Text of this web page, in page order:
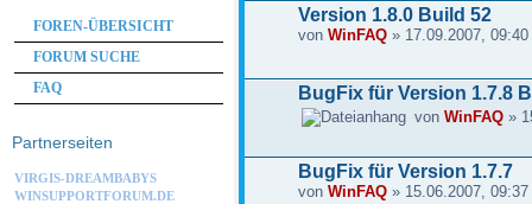
Version 1.8.0 Build 52
von WinFAQ» 17.09.2007, 09:40
BugFix für Version 1.7.8
von WinFAQ»
BugFix für Version 1.7.7
von WinFAQ» 15.06.2007, 09:37
FOREN-ÜBERSICHT
FORUM SUCHE
FAQ
Partnerseiten
VIRGIS-DREAMBABYS
WINSUPPORTFORUM.DE